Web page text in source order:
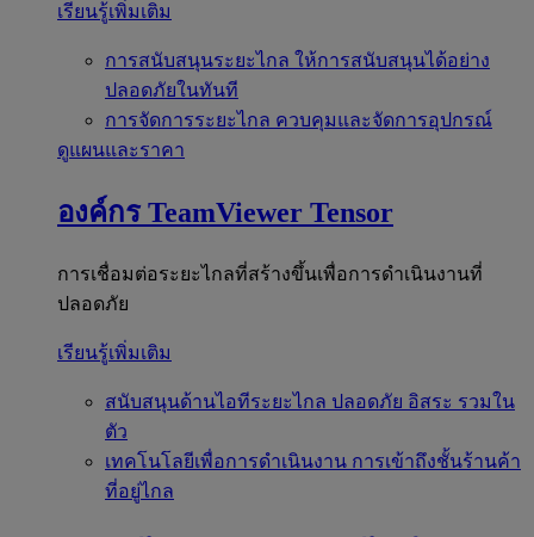
เรียนรู้เพิ่มเติม
การสนับสนุนระยะไกล ให้การสนับสนุนได้อย่าง
ปลอดภัยในทันที
การจัดการระยะไกล ควบคุมและจัดการอุปกรณ์
ดูแผนและราคา
องค์กร TeamViewer Tensor
การเชื่อมต่อระยะไกลที่สร้างขึ้นเพื่อการดำเนินงานที่
ปลอดภัย
เรียนรู้เพิ่มเติม
สนับสนุนด้านไอทีระยะไกล ปลอดภัย อิสระ รวมใน
ตัว
เทคโนโลยีเพื่อการดำเนินงาน การเข้าถึงชั้นร้านค้า
ที่อยู่ไกล